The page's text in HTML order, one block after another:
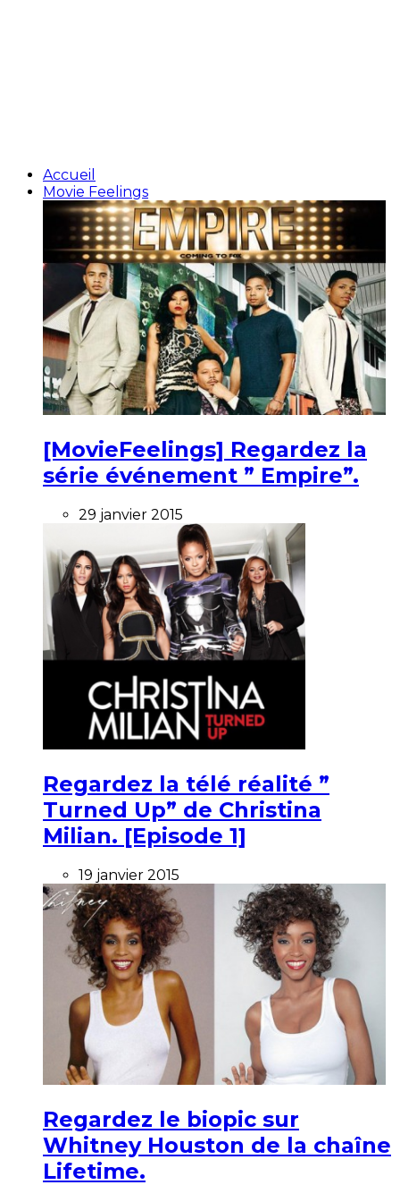
Accueil
Movie Feelings
[MovieFeelings] Regardez la
série événement ” Empire”.
29 janvier 2015
Regardez la télé réalité ”
Turned Up” de Christina
Milian. [Episode 1]
19 janvier 2015
Regardez le biopic sur
Whitney Houston de la chaîne
Lifetime.